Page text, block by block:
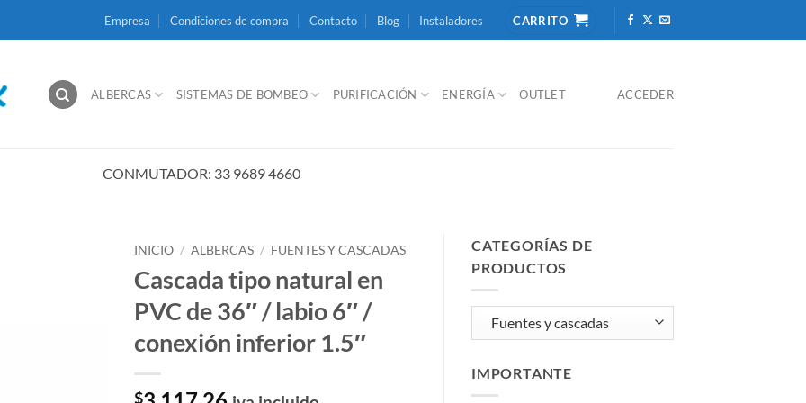
Empresa Condiciones de compra Contacto Blog Instaladores CARRITO
ALBERCAS SISTEMAS DE BOMBEO PURIFICACIÓN ENERGÍA OUTLET ACCEDER
CONMUTADOR: 33 9689 4660
INICIO / ALBERCAS / FUENTES Y CASCADAS
Cascada tipo natural en
PVC de 36″ / labio 6″ /
conexión inferior 1.5″
$
CATEGORÍAS DE
PRODUCTOS
IMPORTANTE